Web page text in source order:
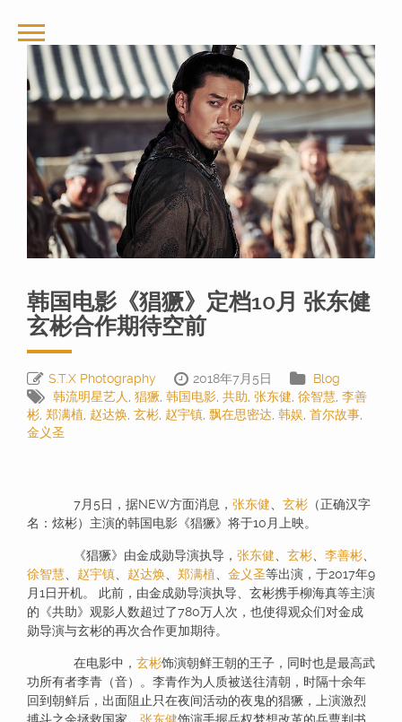
韩国电影《猖獗》定档10月 张东健
玄彬合作期待空前
S.T.X Photography 2018年7月5日
Blog
韩流明星艺人
猖獗 韩国电影 共助 张东健 徐智慧 李善
彬 郑满植 赵达焕 玄彬 赵宇镇 飘在思密达 韩娱 首尔故事
金义圣
7月5日，据NEW方面消息， 张东健 玄彬 （正确汉字
名：炫彬）主演的韩国电影《猖獗》将于10月上映。
《猖獗》由金成勋导演执导， 张东健 玄彬 李善彬
徐智慧
赵宇镇 赵达焕 郑满植 金义圣等出演，于2017年9
月1日开机。 此前，由金成勋导演执导、玄彬携手柳海真等主演
的《共助》观影人数超过了780万人次，也使得观众们对金成
勋导演与玄彬的再次合作更加期待。
在电影中， 玄彬饰演朝鲜王朝的王子，同时也是最高武
功所有者李青（音）。李青作为人质被送往清朝，时隔十余年
回到朝鲜后，出面阻止只在夜间活动的夜鬼的猖獗，上演激烈